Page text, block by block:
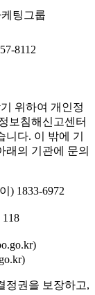
팅그룹
8112
위하여 개인정
보침해신고센터
다. 이 밖에 기
래의 기관에 문의
) 1833-6972
정권을 보장하고,